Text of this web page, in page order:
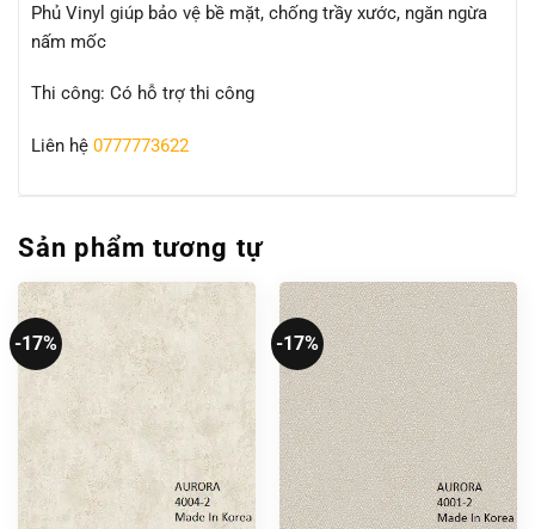
Phủ Vinyl giúp bảo vệ bề mặt, chống trầy xước, ngăn ngừa
nấm mốc
Thi công: Có hỗ trợ thi công
Liên hệ 0777773622
Sản phẩm tương tự
-17% -17%